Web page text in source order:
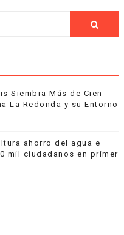
Siembra Más de Cien
La Redonda y su Entorno
ahorro del agua e
mil ciudadanos en primer